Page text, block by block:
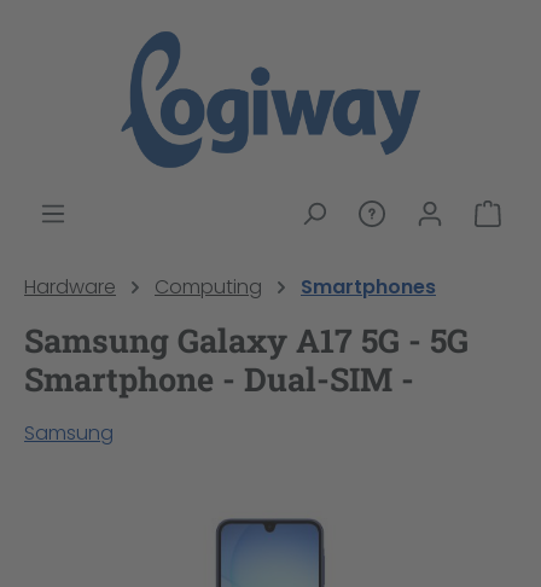
Hardware Computing Smartphones
Samsung Galaxy A17 5G - 5G
Smartphone - Dual-SIM -
Samsung